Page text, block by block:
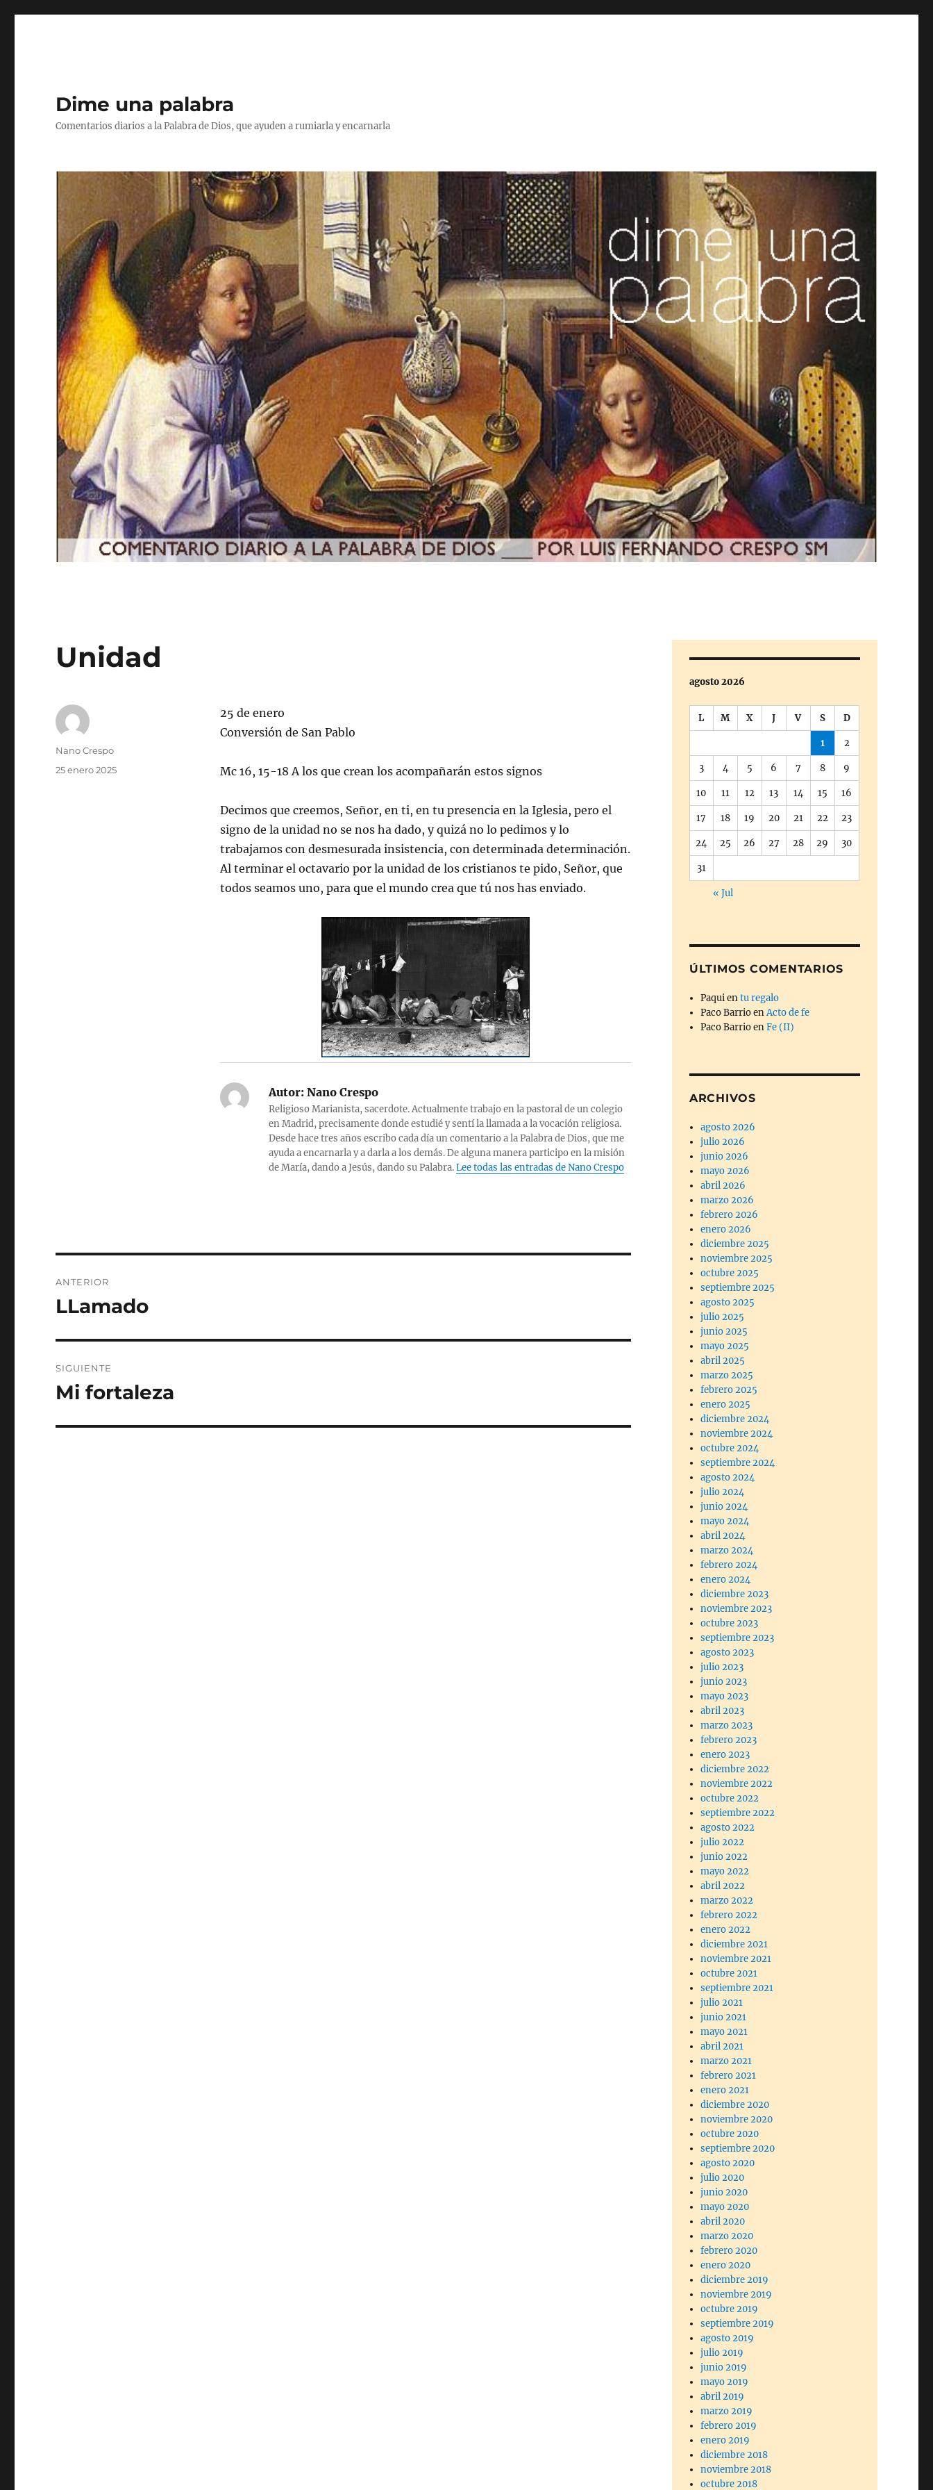
Dime una palabra
Comentarios diarios a la Palabra de Dios, que ayuden a rumiarla y encarnarla
Unidad
25 de enero
Conversión de San Pablo
Mc 16, 15-18 A los que crean los acompañarán estos signos
Decimos que creemos, Señor, en ti, en tu presencia en la Iglesia, pero el
signo de la unidad no se nos ha dado, y quizá no lo pedimos y lo
trabajamos con desmesurada insistencia, con determinada determinación.
Al terminar el octavario por la unidad de los cristianos te pido, Señor, que
todos seamos uno, para que el mundo crea que tú nos has enviado.
Autor:Nano Crespo
Religioso Marianista, sacerdote. Actualmente trabajo en la pastoral de un colegio
en Madrid, precisamente donde estudié y sentí la llamada a la vocación religiosa.
Desde hace tres años escribo cada día un comentario a la Palabra de Dios, que me
ayuda a encarnarla y a darla a los demás. De alguna manera participo en la misión
de María, dando a Jesús, dando su Palabra.Lee todas las entradas de Nano Crespo
Autor
Nano Crespo
Publicado
25 enero 2025
de
ANTERIOR
Entrada
LLamado
SIGUIENTE
Entrada
Mi fortaleza
agosto 2026
L M X J V S D
1 2
3 4 5 6 7 8 9
10 11 12 13 14 15 16
17 18 19 20 21 22 23
24 25 26 27 28 29 30
31
« Jul
ÚLTIMOS COMENTARIOS
Paquientu regalo
Paco BarrioenActo de fe
Paco BarrioenFe (II)
ARCHIVOS
agosto 2026
julio 2026
junio 2026
mayo 2026
abril 2026
marzo 2026
febrero 2026
enero 2026
diciembre 2025
noviembre 2025
octubre 2025
septiembre 2025
agosto 2025
julio 2025
junio 2025
mayo 2025
abril 2025
marzo 2025
febrero 2025
enero 2025
diciembre 2024
noviembre 2024
octubre 2024
septiembre 2024
agosto 2024
julio 2024
junio 2024
mayo 2024
abril 2024
marzo 2024
febrero 2024
enero 2024
diciembre 2023
noviembre 2023
octubre 2023
septiembre 2023
agosto 2023
julio 2023
junio 2023
mayo 2023
abril 2023
marzo 2023
febrero 2023
enero 2023
diciembre 2022
noviembre 2022
octubre 2022
septiembre 2022
agosto 2022
julio 2022
junio 2022
mayo 2022
abril 2022
marzo 2022
febrero 2022
enero 2022
diciembre 2021
noviembre 2021
octubre 2021
septiembre 2021
julio 2021
junio 2021
mayo 2021
abril 2021
marzo 2021
febrero 2021
enero 2021
diciembre 2020
noviembre 2020
octubre 2020
septiembre 2020
agosto 2020
julio 2020
junio 2020
mayo 2020
abril 2020
marzo 2020
febrero 2020
enero 2020
diciembre 2019
noviembre 2019
octubre 2019
septiembre 2019
agosto 2019
julio 2019
junio 2019
mayo 2019
abril 2019
marzo 2019
febrero 2019
enero 2019
diciembre 2018
noviembre 2018
octubre 2018